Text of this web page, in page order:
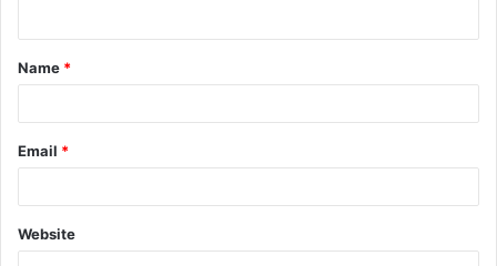
Name *
Email *
Website